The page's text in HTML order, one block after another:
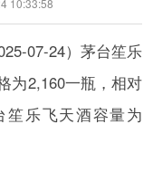
10:33:58
07-24）茅台笙乐
为2,160一瓶，相对
乐飞天酒容量为